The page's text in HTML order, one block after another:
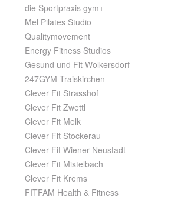
die Sportpraxis gym+
Mel Pilates Studio
Qualitymovement
Energy Fitness Studios
Gesund und Fit Wolkersdorf
247GYM Traiskirchen
Clever Fit Strasshof
Clever Fit Zwettl
Clever Fit Melk
Clever Fit Stockerau
Clever Fit Wiener Neustadt
Clever Fit Mistelbach
Clever Fit Krems
FITFAM Health & Fitness